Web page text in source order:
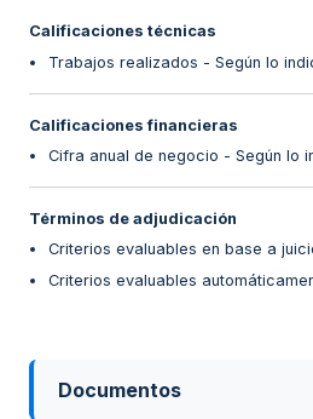
Calificaciones técnicas
Trabajos realizados - Según lo
Calificaciones financieras
Cifra anual de negocio - Según lo
Términos de adjudicación
Criterios evaluables en base a
Criterios evaluables
Documentos